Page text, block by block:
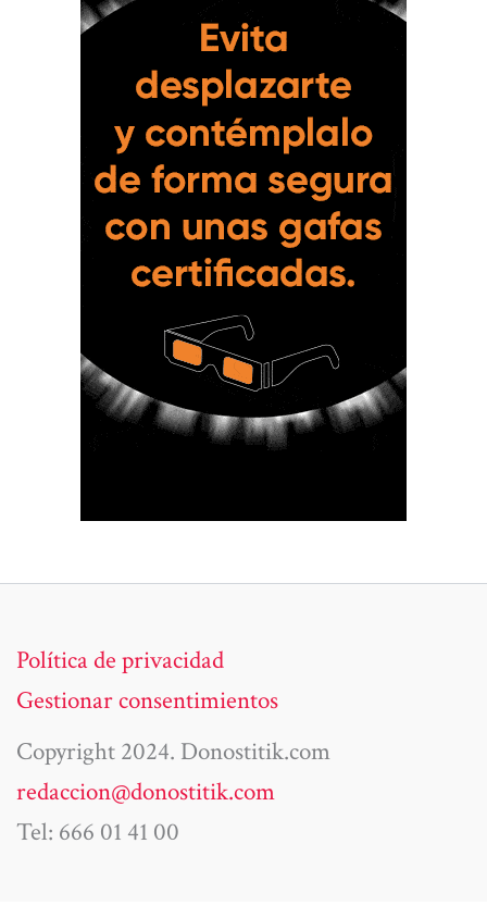
Política de privacidad
Gestionar consentimientos
Copyright 2024. Donostitik.com
redaccion@donostitik.com
Tel: 666 01 41 00